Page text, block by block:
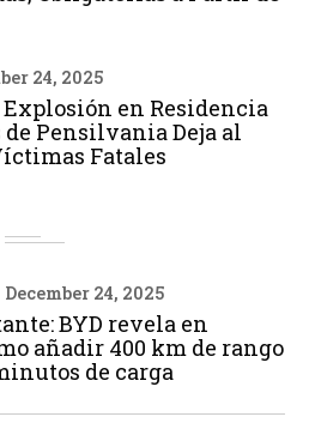
24, 2025
Explosión en Residencia
Pensilvania Deja al
Fatales
December 24, 2025
BYD revela en
añadir 400 km de rango
de carga